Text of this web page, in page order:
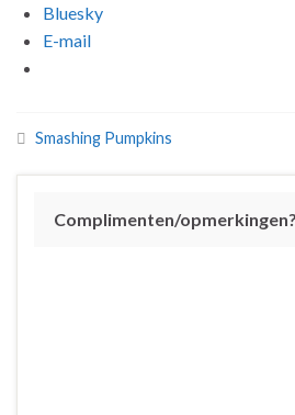
Bluesky
E-mail
Smashing Pumpkins
Complimenten/